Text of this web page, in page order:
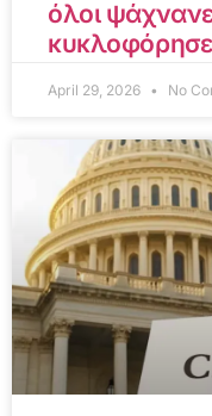
όλοι
κυκλοφόρησε
April 29, 2026 No